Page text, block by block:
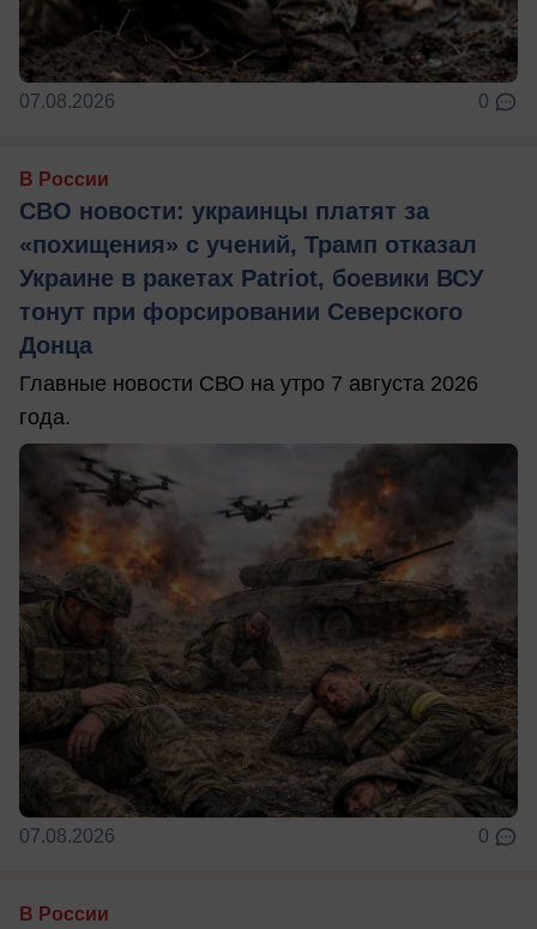
07.08.2026 0
В России
СВО новости: украинцы платят за
«похищения» с учений, Трамп отказал
Украине в ракетах Patriot, боевики ВСУ
тонут при форсировании Северского
Донца
Главные новости СВО на утро 7 августа 2026
года.
07.08.2026 0
В России